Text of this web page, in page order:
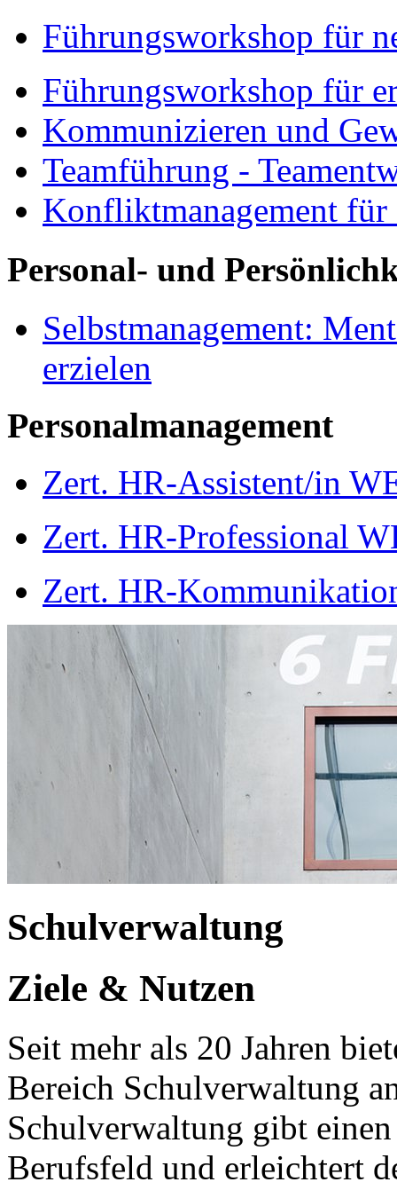
Führungsworkshop für
Führungsworkshop für
Kommunizieren und
Teamführung -
Konfliktmanagement für
Personal- und
Selbstmanagement:
erzielen
Personalmanagement
Zert. HR-Assistent/in
Zert. HR-Professional
Zert. HR-
Schulverwaltung
Ziele & Nutzen
Seit mehr als 20 Jahren
Bereich Schulverwaltung
Schulverwaltung gibt
Berufsfeld und erleichtert